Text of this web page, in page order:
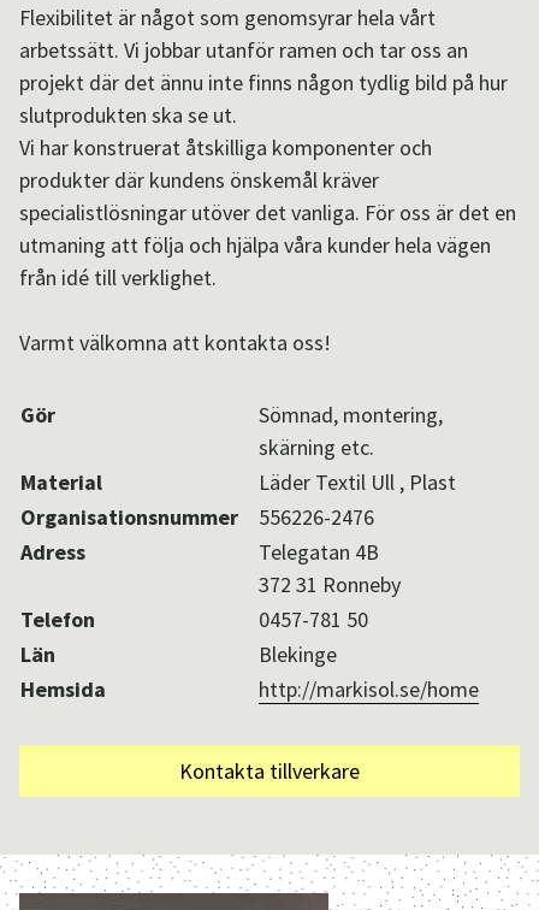
/ En
Flexibilitet är något som genomsyrar hela vårt
arbetssätt. Vi jobbar utanför ramen och tar oss an
projekt där det ännu inte finns någon tydlig bild på hur
slutprodukten ska se ut.
Vi har konstruerat åtskilliga komponenter och
produkter där kundens önskemål kräver
specialistlösningar utöver det vanliga. För oss är det en
utmaning att följa och hjälpa våra kunder hela vägen
från idé till verklighet.
Varmt välkomna att kontakta oss!
Gör
Sömnad, montering,
skärning etc.
Material
Läder Textil Ull , Plast
Organisationsnummer
556226-2476
Adress
Telegatan 4B
372 31 Ronneby
Telefon
0457-781 50
Län
Blekinge
Hemsida
http://markisol.se/home
Kontakta tillverkare